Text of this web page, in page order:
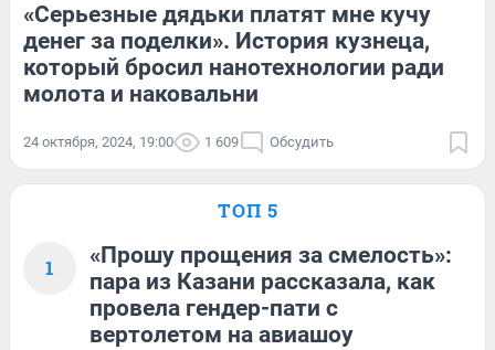
«Серьезные дядьки платят мне кучу
денег за поделки». История кузнеца,
который бросил нанотехнологии ради
молота и наковальни
24 октября, 2024, 19:00 1 609 Обсудить
ТОП 5
1
«Прошу прощения за смелость»:
пара из Казани рассказала, как
провела гендер-пати с
вертолетом на авиашоу